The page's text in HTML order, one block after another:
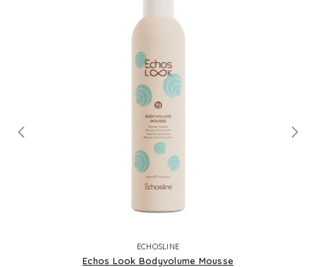
ECHOSLINE
Echos Look Bodyvolume Mousse